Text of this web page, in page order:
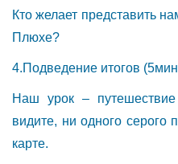
Кто желает представить
Плюхе?
4.Подведение итогов
Наш урок –
видите, ни одного серого
карте.